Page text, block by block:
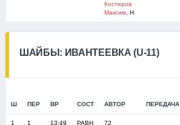
Костеров
Максим, Н
ШАЙБЫ: ИВАНТЕЕВКА (U-11)
Ш ПЕР ВР СОСТ АВТОР ПЕРЕДАЧА
1 1 13:49 РАВН 72